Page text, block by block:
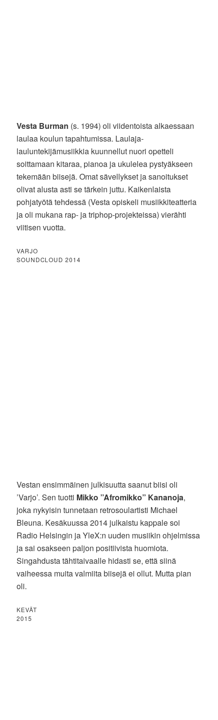
Vesta Burman (s. 1994) oli viidentoista alkaessaan
laulaa koulun tapahtumissa. Laulaja-
lauluntekijämusiikkia kuunnellut nuori opetteli
soittamaan kitaraa, pianoa ja ukulelea pystyäkseen
tekemään biisejä. Omat sävellykset ja sanoitukset
olivat alusta asti se tärkein juttu. Kaikenlaista
pohjatyötä tehdessä (Vesta opiskeli musiikkiteatteria
ja oli mukana rap- ja triphop-projekteissa) vierähti
viitisen vuotta.
VARJO
SOUNDCLOUD 2014
Vestan ensimmäinen julkisuutta saanut biisi oli
’Varjo’. Sen tuotti Mikko ”Afromikko” Kananoja,
joka nykyisin tunnetaan retrosoulartisti Michael
Bleuna. Kesäkuussa 2014 julkaistu kappale soi
Radio Helsingin ja YleX:n uuden musiikin ohjelmissa
ja sai osakseen paljon positiivista huomiota.
Singahdusta tähtitaivaalle hidasti se, että siinä
vaiheessa muita valmiita biisejä ei ollut. Mutta pian
oli.
KEVÄT
2015